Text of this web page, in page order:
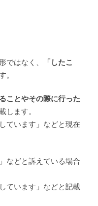
ではなく、
「したこ
。
ことやその際に行った
します。
ています」などと現在
などと訴えている場合
ています」などと記載